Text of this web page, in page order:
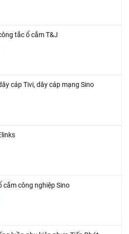
tắc ổ cắm T&J
cáp Tivi, dây cáp mạng Sino
cắm công nghiệp Sino